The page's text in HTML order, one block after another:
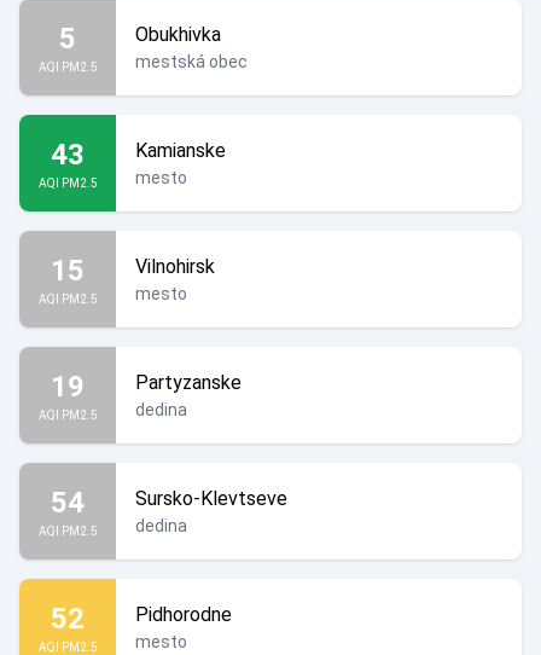
5
AQI PM2.5
Obukhivka
mestská obec
43
AQI PM2.5
Kamianske
mesto
15
AQI PM2.5
Vilnohirsk
mesto
19
AQI PM2.5
Partyzanske
dedina
54
AQI PM2.5
Sursko-Klevtseve
dedina
52
AQI PM2.5
Pidhorodne
mesto